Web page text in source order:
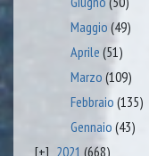
Maggio (49)
Aprile (51)
Marzo (109)
Febbraio (135)
Gennaio (43)
2021 (668)